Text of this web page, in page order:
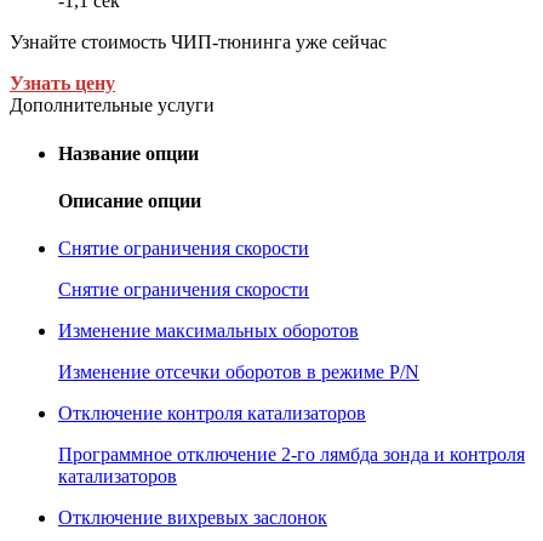
Узнайте стоимость ЧИП-тюнинга уже сейчас
Узнать цену
Дополнительные услуги
Название опции
Описание опции
Снятие ограничения скорости
Снятие ограничения скорости
Изменение максимальных оборотов
Изменение отсечки оборотов в режиме P/N
Отключение контроля катализаторов
Программное отключение 2-го лямбда зонда и контроля
катализаторов
Отключение вихревых заслонок